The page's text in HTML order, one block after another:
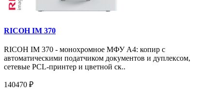
RICOH IM 370
RICOH IM 370 - монохромное МФУ A4: копир с
автоматическими податчиком документов и дуплексом,
сетевые PCL-принтер и цветной ск..
140470 ₽